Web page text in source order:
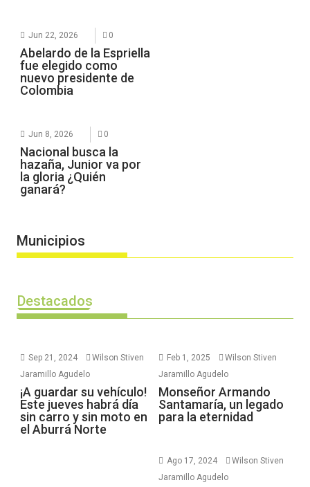
Jun 22, 2026 0
Abelardo de la Espriella
fue elegido como
nuevo presidente de
Colombia
Jun 8, 2026 0
Nacional busca la
hazaña, Junior va por
la gloria ¿Quién
ganará?
Municipios
Destacados
Sep 21, 2024
Wilson Stiven
Jaramillo Agudelo
¡A guardar su vehículo!
Este jueves habrá día
sin carro y sin moto en
el Aburrá Norte
Feb 1, 2025
Wilson Stiven
Jaramillo Agudelo
Monseñor Armando
Santamaría, un legado
para la eternidad
Ago 17, 2024
Wilson Stiven
Jaramillo Agudelo